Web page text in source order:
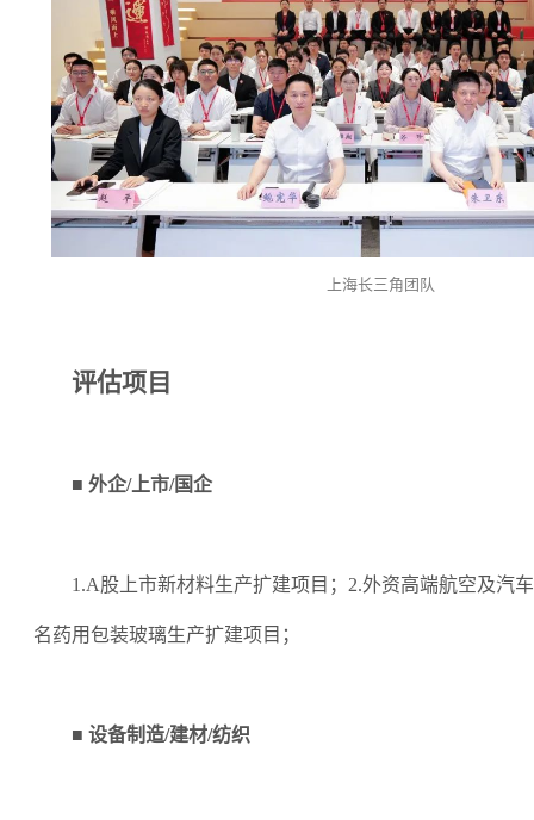
上海长三角团队
评估项目
■ 外企/上市/国企
1.A股上市新材料生产扩建项目；2.外资高端航空及汽
名药用包装玻璃生产扩建项目；
■ 设备制造/建材/纺织